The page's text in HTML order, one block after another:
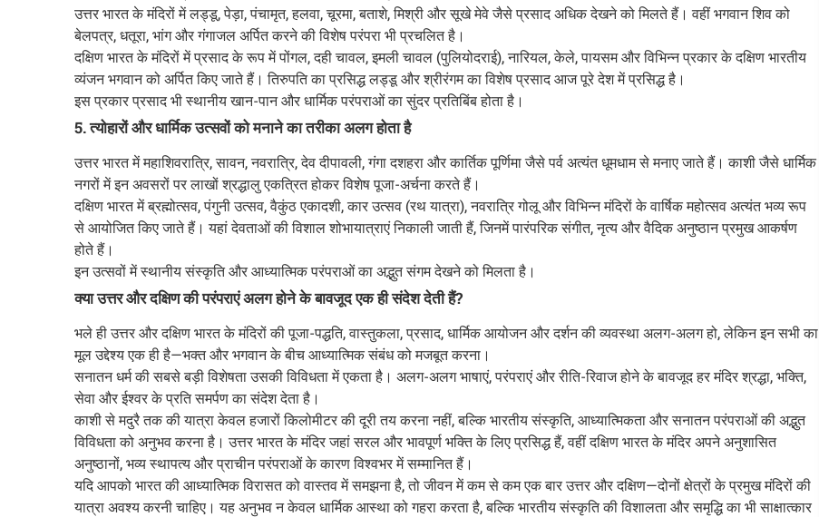
उत्तर भारत के मंदिरों में लड्डू, पेड़ा, पंचामृत, हलवा, चूरमा, बताशे, मिश्री और सूखे मेवे जैसे प्रसाद अधिक देखने को मिलते हैं। वहीं भगवान शिव को
बेलपत्र, धतूरा, भांग और गंगाजल अर्पित करने की विशेष परंपरा भी प्रचलित है।
दक्षिण भारत के मंदिरों में प्रसाद के रूप में पोंगल, दही चावल, इमली चावल (पुलियोदराई), नारियल, केले, पायसम और विभिन्न प्रकार के दक्षिण भारतीय
व्यंजन भगवान को अर्पित किए जाते हैं। तिरुपति का प्रसिद्ध लड्डू और श्रीरंगम का विशेष प्रसाद आज पूरे देश में प्रसिद्ध है।
इस प्रकार प्रसाद भी स्थानीय खान-पान और धार्मिक परंपराओं का सुंदर प्रतिबिंब होता है।
5. त्योहारों और धार्मिक उत्सवों को मनाने का तरीका अलग होता है
उत्तर भारत में महाशिवरात्रि, सावन, नवरात्रि, देव दीपावली, गंगा दशहरा और कार्तिक पूर्णिमा जैसे पर्व अत्यंत धूमधाम से मनाए जाते हैं। काशी जैसे धार्मिक
नगरों में इन अवसरों पर लाखों श्रद्धालु एकत्रित होकर विशेष पूजा-अर्चना करते हैं।
दक्षिण भारत में ब्रह्मोत्सव, पंगुनी उत्सव, वैकुंठ एकादशी, कार उत्सव (रथ यात्रा), नवरात्रि गोलू और विभिन्न मंदिरों के वार्षिक महोत्सव अत्यंत भव्य रूप
से आयोजित किए जाते हैं। यहां देवताओं की विशाल शोभायात्राएं निकाली जाती हैं, जिनमें पारंपरिक संगीत, नृत्य और वैदिक अनुष्ठान प्रमुख आकर्षण
होते हैं।
इन उत्सवों में स्थानीय संस्कृति और आध्यात्मिक परंपराओं का अद्भुत संगम देखने को मिलता है।
क्या उत्तर और दक्षिण की परंपराएं अलग होने के बावजूद एक ही संदेश देती हैं?
भले ही उत्तर और दक्षिण भारत के मंदिरों की पूजा-पद्धति, वास्तुकला, प्रसाद, धार्मिक आयोजन और दर्शन की व्यवस्था अलग-अलग हो, लेकिन इन सभी का
मूल उद्देश्य एक ही है—भक्त और भगवान के बीच आध्यात्मिक संबंध को मजबूत करना।
सनातन धर्म की सबसे बड़ी विशेषता उसकी विविधता में एकता है। अलग-अलग भाषाएं, परंपराएं और रीति-रिवाज होने के बावजूद हर मंदिर श्रद्धा, भक्ति,
सेवा और ईश्वर के प्रति समर्पण का संदेश देता है।
काशी से मदुरै तक की यात्रा केवल हजारों किलोमीटर की दूरी तय करना नहीं, बल्कि भारतीय संस्कृति, आध्यात्मिकता और सनातन परंपराओं की अद्भुत
विविधता को अनुभव करना है। उत्तर भारत के मंदिर जहां सरल और भावपूर्ण भक्ति के लिए प्रसिद्ध हैं, वहीं दक्षिण भारत के मंदिर अपने अनुशासित
अनुष्ठानों, भव्य स्थापत्य और प्राचीन परंपराओं के कारण विश्वभर में सम्मानित हैं।
यदि आपको भारत की आध्यात्मिक विरासत को वास्तव में समझना है, तो जीवन में कम से कम एक बार उत्तर और दक्षिण—दोनों क्षेत्रों के प्रमुख मंदिरों की
यात्रा अवश्य करनी चाहिए। यह अनुभव न केवल धार्मिक आस्था को गहरा करता है, बल्कि भारतीय संस्कृति की विशालता और समृद्धि का भी साक्षात्कार